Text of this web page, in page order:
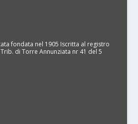
fondata nel 1905 Iscritta al registro
di Torre Annunziata nr 41 del 5